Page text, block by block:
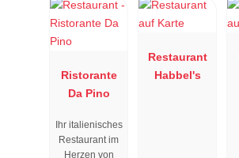
Ristorante
Da Pino
Ihr italienisches
Restaurant im
Herzen von
Restaurant
Habbel's